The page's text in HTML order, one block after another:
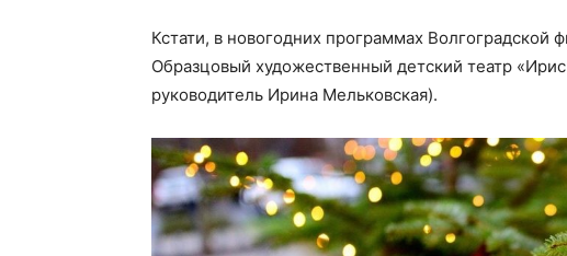
Кстати, в новогодних программах Волгоградской
Образцовый художественный детский театр
руководитель Ирина Мельковская).